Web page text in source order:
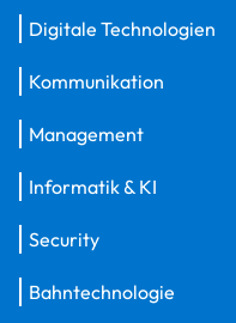
Digitale Technologien
Kommunikation
Management
Informatik & KI
Security
Bahntechnologie